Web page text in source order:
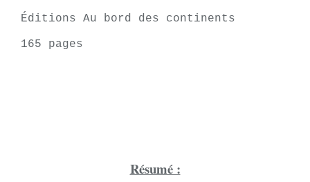
Éditions Au bord des continents
165 pages
Résumé :